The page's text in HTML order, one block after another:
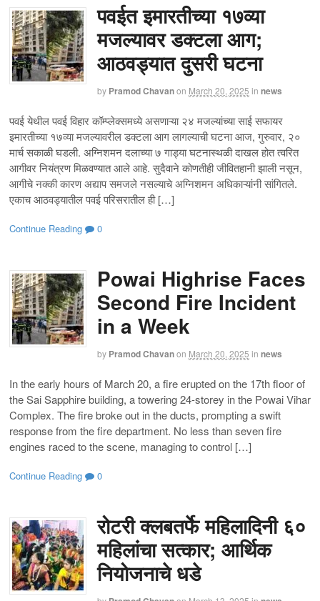
पवईत इमारतीच्या १७व्या
मजल्यावर डक्टला आग;
आठवड्यात दुसरी घटना
by Pramod Chavanon March 20, 2025 in news
पवई येथील पवई विहार कॉम्प्लेक्समध्ये असणाऱ्या २४ मजल्यांच्या साई सफायर
इमारतीच्या १७व्या मजल्यावरील डक्टला आग लागल्याची घटना आज, गुरुवार, २०
मार्च सकाळी घडली. अग्निशमन दलाच्या ७ गाड्या घटनास्थळी दाखल होत त्वरित
आगीवर नियंत्रण मिळवण्यात आले आहे. सुदैवाने कोणतीही जीवितहानी झाली नसून,
आगीचे नक्की कारण अद्याप समजले नसल्याचे अग्निशमन अधिकाऱ्यांनी सांगितले.
एकाच आठवड्यातील पवई परिसरातील ही […]
Continue Reading 0
Powai Highrise Faces
Second Fire Incident
in a Week
by Pramod Chavanon March 20, 2025 in news
In the early hours of March 20, a fire erupted on the 17th floor of
the Sai Sapphire building, a towering 24-storey in the Powai Vihar
Complex. The fire broke out in the ducts, prompting a swift
response from the fire department. No less than seven fire
engines raced to the scene, managing to control […]
Continue Reading 0
रोटरी क्लबतर्फे महिलादिनी ६०
महिलांचा सत्कार; आर्थिक
नियोजनाचे धडे